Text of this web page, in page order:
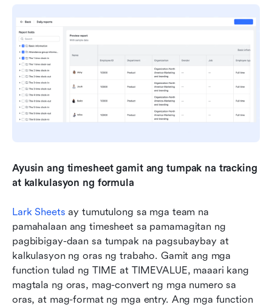
Ayusin ang timesheet gamit ang tumpak na tracking
at kalkulasyon ng formula
Lark Sheets ay tumutulong sa mga team na
pamahalaan ang timesheet sa pamamagitan ng
pagbibigay-daan sa tumpak na pagsubaybay at
kalkulasyon ng oras ng trabaho. Gamit ang mga
function tulad ng TIME at TIMEVALUE, maaari kang
magtala ng oras, mag-convert ng mga numero sa
oras, at mag-format ng mga entry. Ang mga function